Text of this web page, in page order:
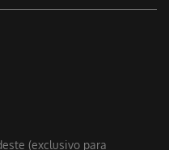
(exclusivo para